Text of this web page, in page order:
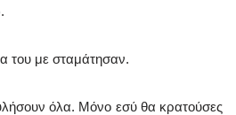
του με σταμάτησαν.
όλα. Μόνο εσύ θα κρατούσες